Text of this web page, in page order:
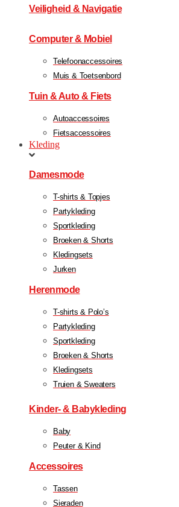
Veiligheid & Navigatie
Computer & Mobiel
Telefoonaccessoires
Muis & Toetsenbord
Tuin & Auto & Fiets
Autoaccessoires
Fietsaccessoires
Kleding
Damesmode
T-shirts & Topjes
Partykleding
Sportkleding
Broeken & Shorts
Kledingsets
Jurken
Herenmode
T-shirts & Polo’s
Partykleding
Sportkleding
Broeken & Shorts
Kledingsets
Truien & Sweaters
Kinder- & Babykleding
Baby
Peuter & Kind
Accessoires
Tassen
Sieraden